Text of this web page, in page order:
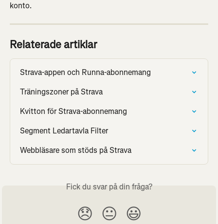
konto.
Relaterade artiklar
Strava-appen och Runna-abonnemang
Träningszoner på Strava
Kvitton för Strava-abonnemang
Segment Ledartavla Filter
Webbläsare som stöds på Strava
Fick du svar på din fråga?
😞 😐 😃